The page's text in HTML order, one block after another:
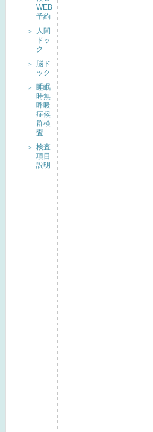
WEB
予約
人間
ドッ
ク
脳ド
ック
睡眠
時無
呼吸
症候
群検
査
検査
項目
説明